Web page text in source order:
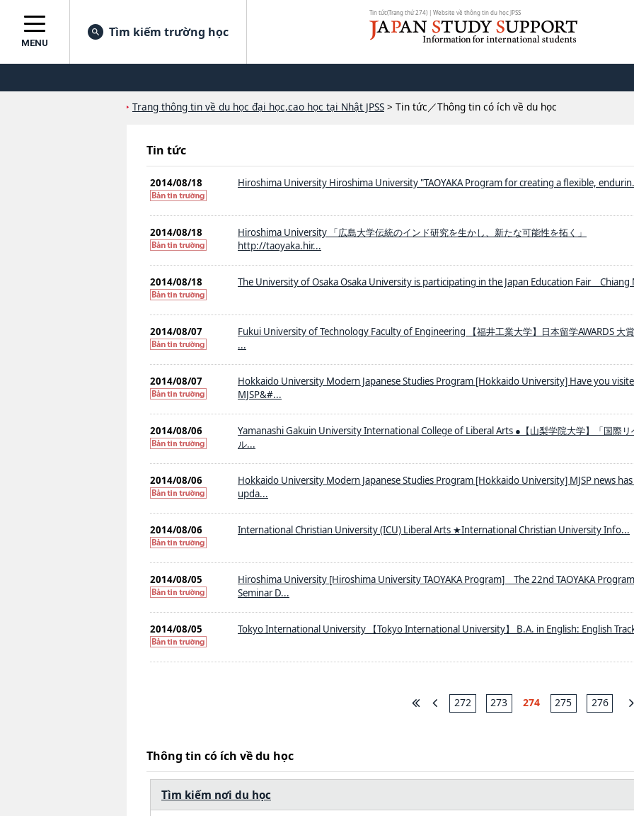
Tin tức(Trang thứ 274) | Website về thông tin du học JPSS
MENU
Tìm kiếm trường học
Trang thông tin về du học đại học,cao học tại Nhật JPSS > Tin tức／Thông tin có ích về du học
Tin tức
2014/08/18 Hiroshima University Hiroshima University "TAOYAKA Program for creating a flexible,
2014/08/18
Hiroshima University 「広島大学伝統のインド研究を生かし、新たな可能性を拓く」
http://taoyaka.hir...
2014/08/18 The University of Osaka Osaka University is participating in the Japan Education Fair Chiang
2014/08/07
Fukui University of Technology Faculty of Engineering 【福井工業大学】日本留学AWARDS 大
...
2014/08/07
Hokkaido University Modern Japanese Studies Program [Hokkaido University] Have you
MJSP&#...
2014/08/06
Yamanashi Gakuin University International College of Liberal Arts ●【山梨学院大学】「国際リ
ル...
2014/08/06
Hokkaido University Modern Japanese Studies Program [Hokkaido University] MJSP news
upda...
2014/08/06 International Christian University (ICU) Liberal Arts ★International Christian University Info...
2014/08/05
Hiroshima University [Hiroshima University TAOYAKA Program] The 22nd TAOYAKA Program
Seminar D...
2014/08/05 Tokyo International University 【Tokyo International University】 B.A. in English: English
272 273 274 275 276
Thông tin có ích về du học
Tìm kiếm nơi du học